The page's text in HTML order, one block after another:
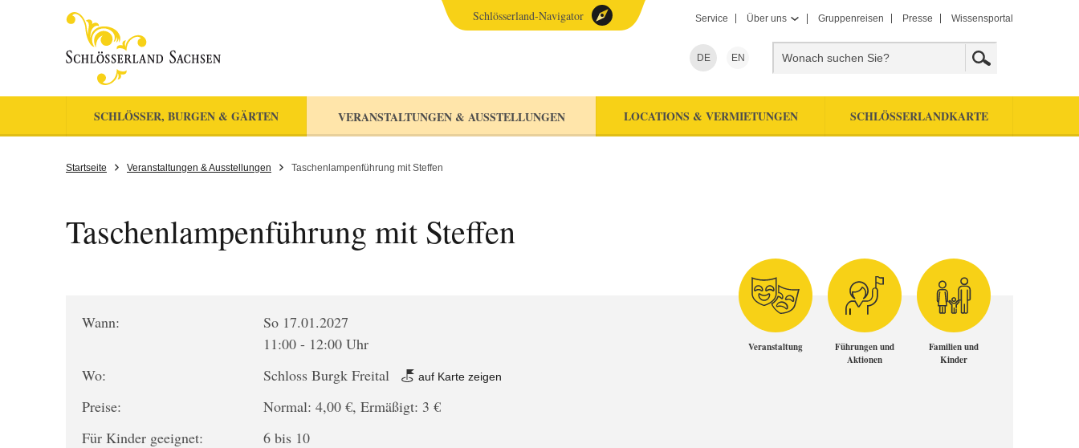
Service Über uns Gruppenreisen Presse Wissensportal
DE EN
SCHLÖSSER, BURGEN & GÄRTEN VERANSTALTUNGEN & AUSSTELLUNGEN LOCATIONS & VERMIETUNGEN SCHLÖSSERLANDKARTE
Schlösserland-Navigator
Startseite Veranstaltungen & Ausstellungen Taschenlampenführung mit Steffen
Taschenlampenführung mit Steffen
Wann:
So 17.01.2027
11:00 - 12:00 Uhr
Wo:
Schloss Burgk Freital auf Karte zeigen
Preise:
Normal: 4,00 €, Ermäßigt: 3 €
Für Kinder geeignet:
6 bis 10
Veranstaltung
Führungen und
Aktionen
Familien und
Kinder